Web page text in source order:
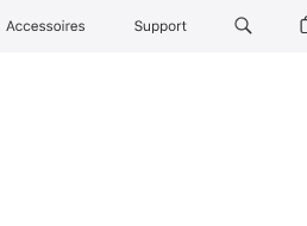
Accessoires Support